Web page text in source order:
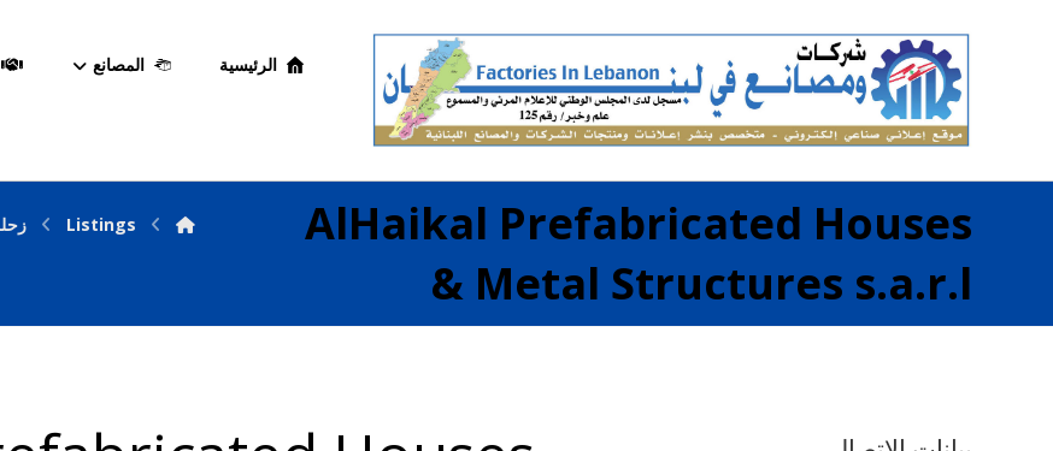
الرئيسية المصانع
AlHaikal Prefabricated Houses
& Metal Structures s.a.r.l
Listings